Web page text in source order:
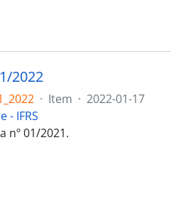
2022
· Item · 2022-01-17
- IFRS
nº 01/2021.